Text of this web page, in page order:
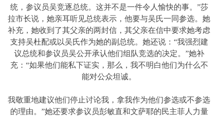
统，参议员吴竞逐总统。这并不是一件令人愉快的事。”莎
拉市长说，她亲耳听见总统表示，他要与吴氏一同参选。她
补充，她收到了其父亲的两封信，其父亲在信中要求她考虑
支持吴杜配或以吴氏作为她的副总统。她还说：“我强烈建
议总统和参议员吴公开承认他们组队竞选的决定。”她补
充：“如果他们能私下证实，那么，我不明白他们为什么不
能对公众坦诚。
我敬重地建议他们停止讨论我，拿我作为他们参选或不参选
的理由。”她还要求参议员彭敏直和文萨耶的民主菲人力量